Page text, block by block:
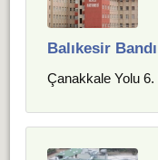
Balıkesir
Çanakkale Yolu 6.